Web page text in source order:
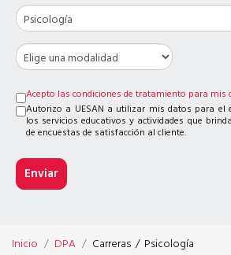
Acepto las condiciones de tratamiento para mis
Autorizo a UESAN a utilizar mis datos para el
los servicios educativos y actividades que
de encuestas de satisfacción al cliente.
Inicio DPA Carreras / Psicología